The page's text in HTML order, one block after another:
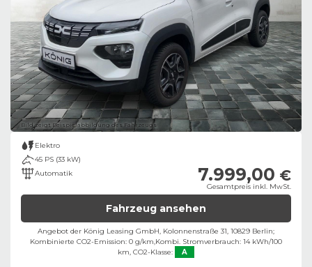
Bild zeigt Beispielabbildung des Fahrzeugs
Elektro
45 PS (33 kW)
Automatik
7.999,00 €
Gesamtpreis inkl. MwSt.
Fahrzeug ansehen
Angebot der König Leasing GmbH, Kolonnenstraße 31, 10829 Berlin;
Kombinierte CO2-Emission: 0 g/km,Kombi. Stromverbrauch: 14 kWh/100
km, CO2-Klasse: A